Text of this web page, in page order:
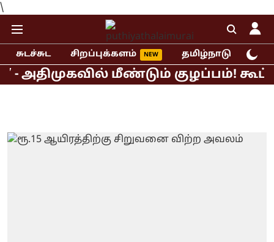
\
சுடச்சுட சிறப்புக்களம் தமிழ்நாடு
மீண்டும் குழப்பம்!